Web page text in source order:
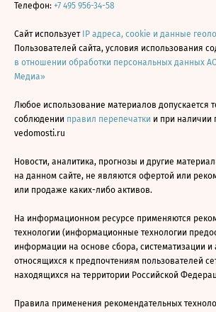
Телефон: +7 495 956-34-58
Сайт использует IP адреса, cookie и данные
Пользователей сайта, условия использования
в отношении обработки персональных данных
Медиа»
Любое использование материалов допускается
соблюдении правил перепечатки и при наличии
vedomosti.ru
Новости, аналитика, прогнозы и другие
на данном сайте, не являются офертой или
или продаже каких-либо активов.
На информационном ресурсе применяются
технологии (информационные технологии
информации на основе сбора, систематизации и
относящихся к предпочтениям пользователей
находящихся на территории Российской
Правила применения рекомендательных